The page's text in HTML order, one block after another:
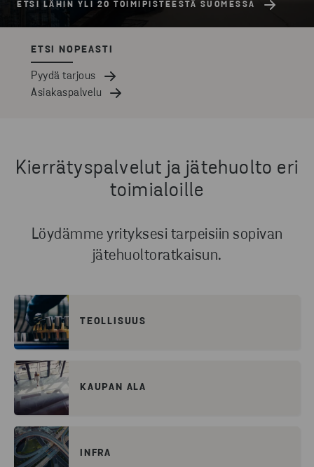
ETSI LÄHIN YLI 20 TOIMIPISTEESTÄ SUOMESSA
ETSI NOPEASTI
Pyydä tarjous
Asiakaspalvelu
Kierrätyspalvelut ja jätehuolto eri
toimialoille
Löydämme yrityksesi tarpeisiin sopivan
jätehuoltoratkaisun.
TEOLLISUUS
KAUPAN ALA
INFRA